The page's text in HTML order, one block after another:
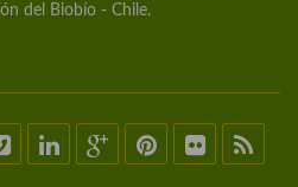
del Biobío - Chile.